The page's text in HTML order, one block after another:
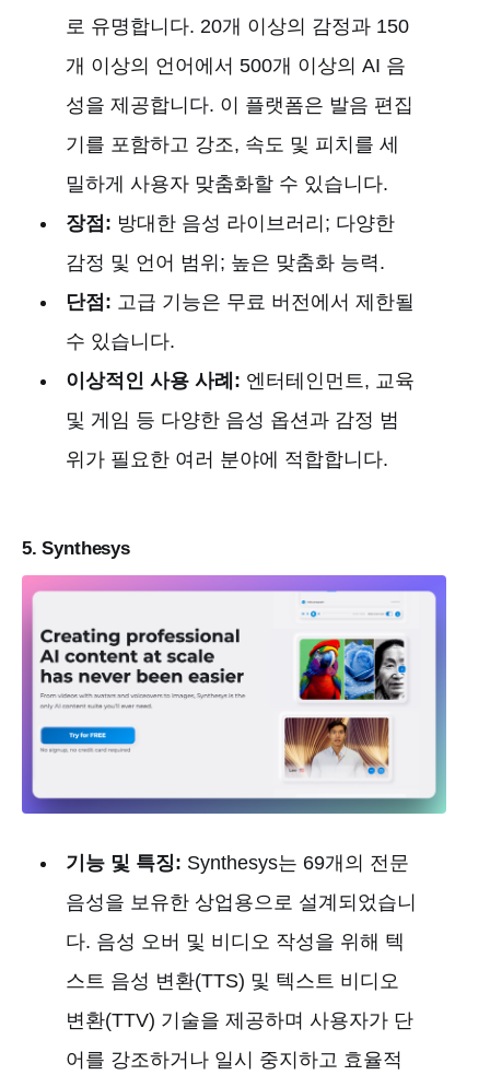
로 유명합니다. 20개 이상의 감정과 150
개 이상의 언어에서 500개 이상의 AI 음
성을 제공합니다. 이 플랫폼은 발음 편집
기를 포함하고 강조, 속도 및 피치를 세
밀하게 사용자 맞춤화할 수 있습니다.
장점: 방대한 음성 라이브러리; 다양한
감정 및 언어 범위; 높은 맞춤화 능력.
단점: 고급 기능은 무료 버전에서 제한될
수 있습니다.
이상적인 사용 사례: 엔터테인먼트, 교육
및 게임 등 다양한 음성 옵션과 감정 범
위가 필요한 여러 분야에 적합합니다.
5. Synthesys
기능 및 특징: Synthesys는 69개의 전문
음성을 보유한 상업용으로 설계되었습니
다. 음성 오버 및 비디오 작성을 위해 텍
스트 음성 변환(TTS) 및 텍스트 비디오
변환(TTV) 기술을 제공하며 사용자가 단
어를 강조하거나 일시 중지하고 효율적